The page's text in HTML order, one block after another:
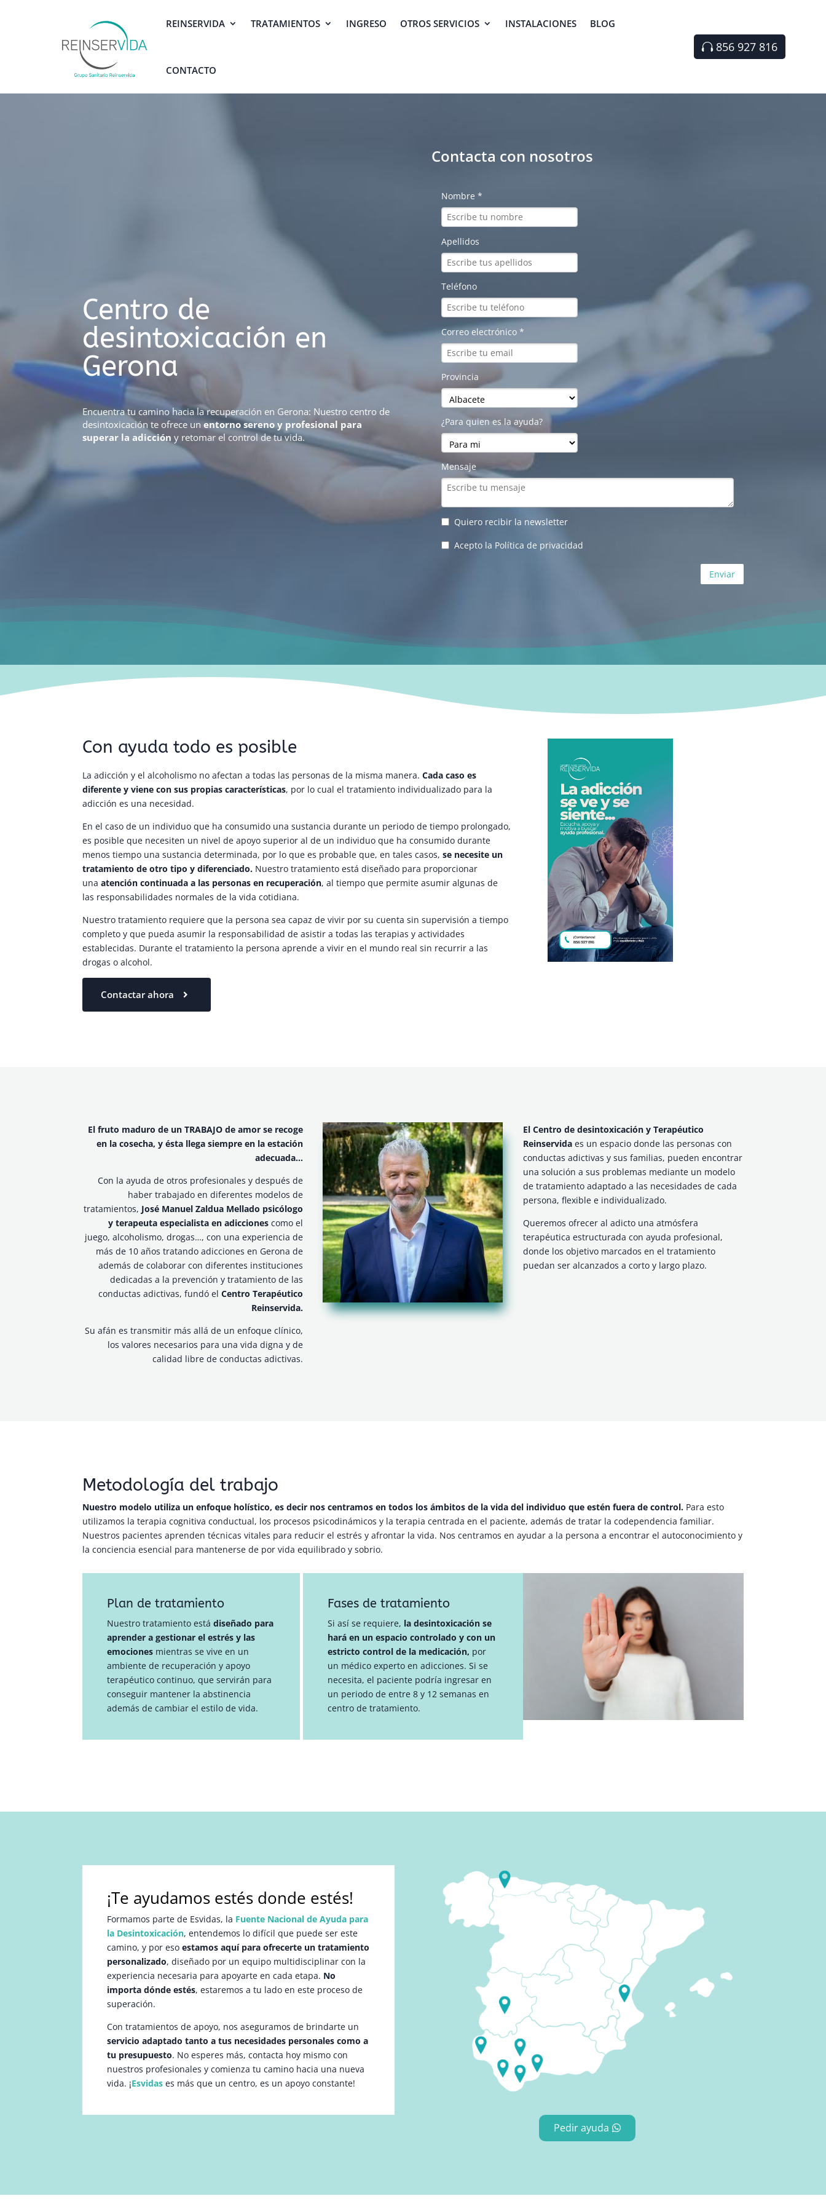
REINSERVIDA TRATAMIENTOS INGRESO OTROS SERVICIOS INSTALACIONES BLOG
CONTACTO
856 927 816
Centro de
desintoxicación en
Gerona
Encuentra tu camino hacia la recuperación en Gerona: Nuestro centro de
desintoxicación te ofrece unentorno sereno y profesional para
superar la adicción y retomar el control de tu vida.
Contacta con nosotros
Con ayuda todo es posible
La adicción y el alcoholismo no afectan a todas las personas de la misma manera.Cada caso es
diferente y viene con sus propias características, por lo cual el tratamiento individualizado para la
adicción es una necesidad.
En el caso de un individuo que ha consumido una sustancia durante un periodo de tiempo prolongado,
es posible que necesiten un nivel de apoyo superior al de un individuo que ha consumido durante
menos tiempo una sustancia determinada, por lo que es probable que, en tales casos,se necesite un
tratamiento de otro tipo y diferenciado. Nuestro tratamiento está diseñado para proporcionar
unaatención continuada a las personas en recuperación, al tiempo que permite asumir algunas de
las responsabilidades normales de la vida cotidiana.
Nuestro tratamiento requiere que la persona sea capaz de vivir por su cuenta sin supervisión a tiempo
completo y que pueda asumir la responsabilidad de asistir a todas las terapias y actividades
establecidas. Durante el tratamiento la persona aprende a vivir en el mundo real sin recurrir a las
drogas o alcohol.
Contactar ahora
El fruto maduro de un TRABAJO de amor se recoge
en la cosecha, y ésta llega siempre en la estación
adecuada…
Con la ayuda de otros profesionales y después de
haber trabajado en diferentes modelos de
tratamientos, José Manuel Zaldua Mellado psicólogo
y terapeuta especialista en adiccionescomo el
juego, alcoholismo, drogas…, con una experiencia de
más de 10 años tratando adicciones en Gerona de
además de colaborar con diferentes instituciones
dedicadas a la prevención y tratamiento de las
conductas adictivas, fundó el Centro Terapéutico
Reinservida.
Su afán es transmitir más allá de un enfoque clínico,
los valores necesarios para una vida digna y de
calidad libre de conductas adictivas.
El Centro de desintoxicación y Terapéutico
Reinservida es un espacio donde las personas con
conductas adictivas y sus familias, pueden encontrar
una solución a sus problemas mediante un modelo
de tratamiento adaptado a las necesidades de cada
persona, flexible e individualizado.
Queremos ofrecer al adicto una atmósfera
terapéutica estructurada con ayuda profesional,
donde los objetivo marcados en el tratamiento
puedan ser alcanzados a corto y largo plazo.
Metodología del trabajo
Nuestro modelo utiliza un enfoque holístico, es decir nos centramos en todos los ámbitos de la vida del individuo que estén fuera de control. Para esto
utilizamos la terapia cognitiva conductual, los procesos psicodinámicos y la terapia centrada en el paciente, además de tratar la codependencia familiar.
Nuestros pacientes aprenden técnicas vitales para reducir el estrés y afrontar la vida. Nos centramos en ayudar a la persona a encontrar el autoconocimiento y
la conciencia esencial para mantenerse de por vida equilibrado y sobrio.
Plan de tratamiento
Nuestro tratamiento está diseñado para
aprender a gestionar el estrés y las
emociones mientras se vive en un
ambiente de recuperación y apoyo
terapéutico continuo, que servirán para
conseguir mantener la abstinencia
además de cambiar el estilo de vida.
Fases de tratamiento
Si así se requiere, la desintoxicación se
hará en un espacio controlado y con un
estricto control de la medicación, por
un médico experto en adicciones. Si se
necesita, el paciente podría ingresar en
un periodo de entre 8 y 12 semanas en
centro de tratamiento.
¡Te ayudamos estés donde estés!
Formamos parte de Esvidas, la Fuente Nacional de Ayuda para
la Desintoxicación, entendemos lo difícil que puede ser este
camino, y por esoestamos aquí para ofrecerte un tratamiento
personalizado, diseñado por un equipo multidisciplinar con la
experiencia necesaria para apoyarte en cada etapa. No
importa dónde estés, estaremos a tu lado en este proceso de
superación.
Con tratamientos de apoyo, nos aseguramos de brindarte un
servicio adaptado tanto a tus necesidades personales como a
tu presupuesto. No esperes más, contacta hoy mismo con
nuestros profesionales y comienza tu camino hacia una nueva
vida. ¡Esvidas es más que un centro, es un apoyo constante!
Pedir ayuda